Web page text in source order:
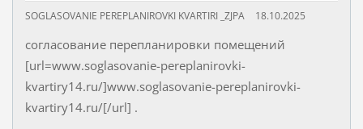
SOGLASOVANIE PEREPLANIROVKI KVARTIRI _ZJPA 18.10.2025
согласование перепланировки помещений
[url=www.soglasovanie-pereplanirovki-
kvartiry14.ru/]www.soglasovanie-pereplanirovki-
kvartiry14.ru/[/url] .